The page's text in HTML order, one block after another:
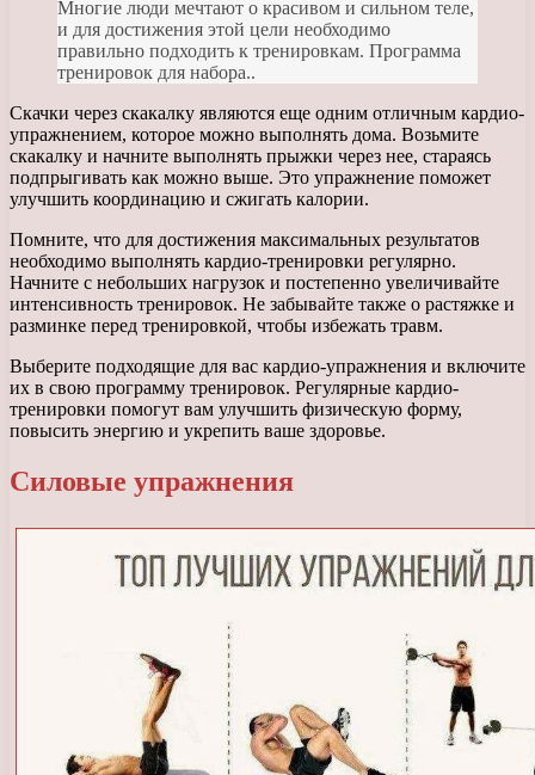
Многие люди мечтают о красивом и сильном теле,
и для достижения этой цели необходимо
правильно подходить к тренировкам. Программа
тренировок для набора..
Скачки через скакалку являются еще одним отличным кардио-
упражнением, которое можно выполнять дома. Возьмите
скакалку и начните выполнять прыжки через нее, стараясь
подпрыгивать как можно выше. Это упражнение поможет
улучшить координацию и сжигать калории.
Помните, что для достижения максимальных результатов
необходимо выполнять кардио-тренировки регулярно.
Начните с небольших нагрузок и постепенно увеличивайте
интенсивность тренировок. Не забывайте также о растяжке и
разминке перед тренировкой, чтобы избежать травм.
Выберите подходящие для вас кардио-упражнения и включите
их в свою программу тренировок. Регулярные кардио-
тренировки помогут вам улучшить физическую форму,
повысить энергию и укрепить ваше здоровье.
Силовые упражнения